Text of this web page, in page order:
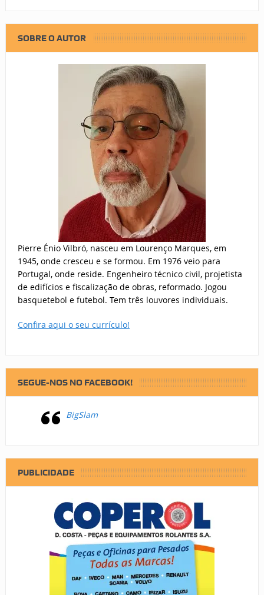
SOBRE O AUTOR
Pierre Énio Vilbró, nasceu em Lourenço Marques, em
1945, onde cresceu e se formou. Em 1976 veio para
Portugal, onde reside. Engenheiro técnico civil, projetista
de edifícios e fiscalização de obras, reformado. Jogou
basquetebol e futebol. Tem três louvores individuais.
Confira aqui o seu currículo!
SEGUE-NOS NO FACEBOOK!
BigSlam
PUBLICIDADE